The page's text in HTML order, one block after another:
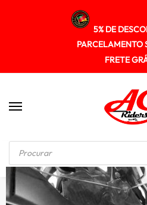
5% DE
PARCELAMENTO
FRETE
Início / PROTETOR DE FAROL Protetor